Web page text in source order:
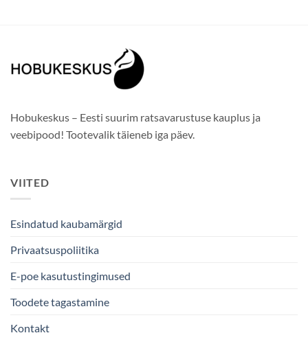
Hobukeskus – Eesti suurim ratsavarustuse kauplus ja
veebipood! Tootevalik täieneb iga päev.
VIITED
Esindatud kaubamärgid
Privaatsuspoliitika
E-poe kasutustingimused
Toodete tagastamine
Kontakt